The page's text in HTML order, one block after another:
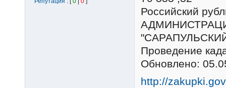
Российский
Проведение
Обновлено:
http://